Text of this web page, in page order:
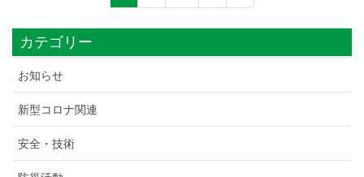
カテゴリー
お知らせ
新型コロナ関連
安全・技術